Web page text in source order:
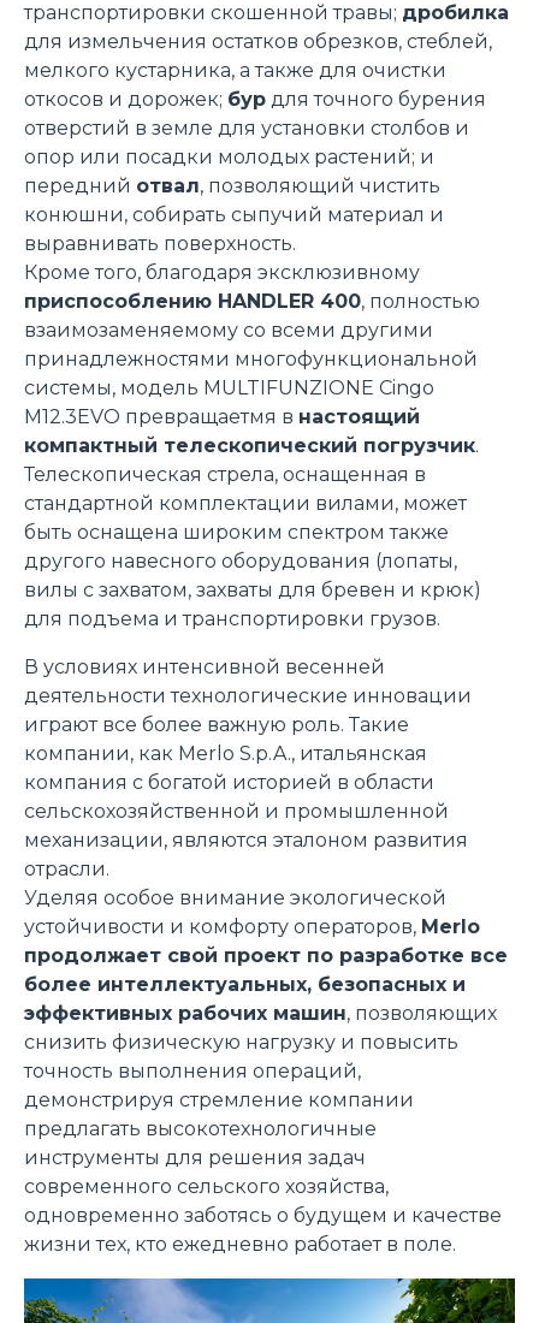
транспортировки скошенной травы; дробилка
для измельчения остатков обрезков, стеблей,
мелкого кустарника, а также для очистки
откосов и дорожек; бур для точного бурения
отверстий в земле для установки столбов и
опор или посадки молодых растений; и
передний отвал, позволяющий чистить
конюшни, собирать сыпучий материал и
выравнивать поверхность.
Кроме того, благодаря эксклюзивному
приспособлению HANDLER 400, полностью
взаимозаменяемому со всеми другими
принадлежностями многофункциональной
системы, модель MULTIFUNZIONE Cingo
M12.3EVO превращаетмя в настоящий
компактный телескопический погрузчик.
Телескопическая стрела, оснащенная в
стандартной комплектации вилами, может
быть оснащена широким спектром также
другого навесного оборудования (лопаты,
вилы с захватом, захваты для бревен и крюк)
для подъема и транспортировки грузов.
В условиях интенсивной весенней
деятельности технологические инновации
играют все более важную роль. Такие
компании, как Merlo S.p.A., итальянская
компания с богатой историей в области
сельскохозяйственной и промышленной
механизации, являются эталоном развития
отрасли.
Уделяя особое внимание экологической
устойчивости и комфорту операторов, Merlo
продолжает свой проект по разработке все
более интеллектуальных, безопасных и
эффективных рабочих машин, позволяющих
снизить физическую нагрузку и повысить
точность выполнения операций,
демонстрируя стремление компании
предлагать высокотехнологичные
инструменты для решения задач
современного сельского хозяйства,
одновременно заботясь о будущем и качестве
жизни тех, кто ежедневно работает в поле.